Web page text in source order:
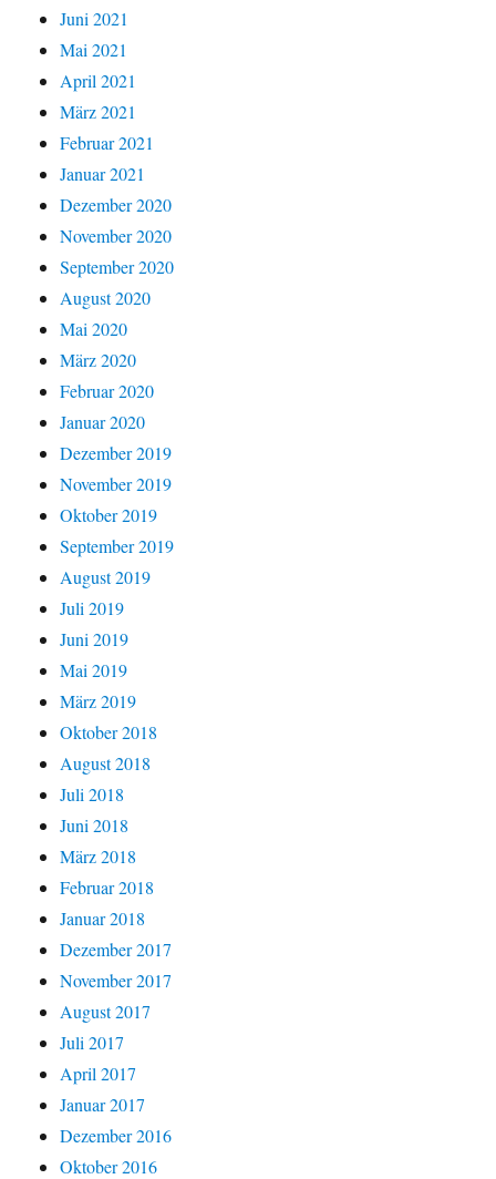
Juni 2021
Mai 2021
April 2021
März 2021
Februar 2021
Januar 2021
Dezember 2020
November 2020
September 2020
August 2020
Mai 2020
März 2020
Februar 2020
Januar 2020
Dezember 2019
November 2019
Oktober 2019
September 2019
August 2019
Juli 2019
Juni 2019
Mai 2019
März 2019
Oktober 2018
August 2018
Juli 2018
Juni 2018
März 2018
Februar 2018
Januar 2018
Dezember 2017
November 2017
August 2017
Juli 2017
April 2017
Januar 2017
Dezember 2016
Oktober 2016